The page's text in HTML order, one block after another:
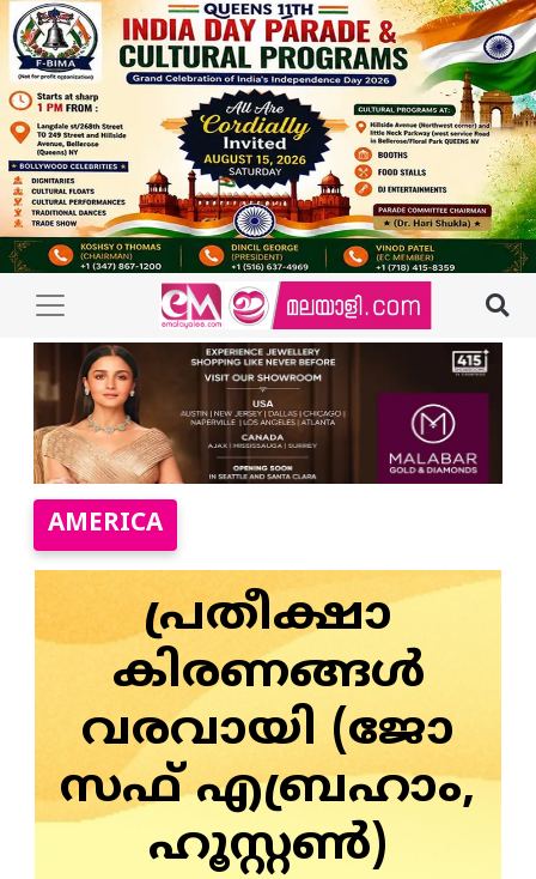
AMERICA
പ്രതീക്ഷാ
കിരണങ്ങൾ
വരവായി (ജോ
സഫ് എബ്രഹാം,
ഹൂസ്റ്റൺ)